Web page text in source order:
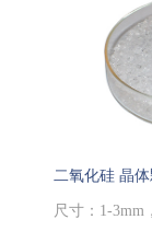
二氧化硅 晶
尺寸：1-3mm